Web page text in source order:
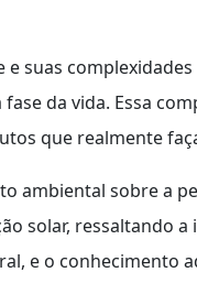
e suas
da vida. Essa
que realmente
ambiental sobre a
solar, ressaltando
e o conhecimento